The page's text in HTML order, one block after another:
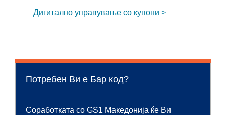
Дигитално управување со купони
Потребен Ви е Бар код?
Соработката со GS1 Македонија ќе Ви